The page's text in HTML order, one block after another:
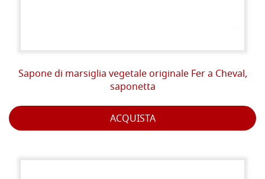
Sapone di marsiglia vegetale originale Fer a Cheval,
saponetta
ACQUISTA